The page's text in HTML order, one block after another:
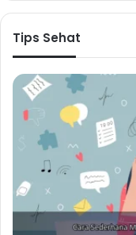
Cari
Jika Anda
dapat
mencari bantuan
konselor.
Sosial
Tips Sehat